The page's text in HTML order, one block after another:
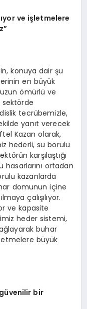
ve işletmelere
konuya dair şu
en büyük
ömürlü ve
sektörde
tecrübemizle,
yanıt verecek
Kazan olarak,
hederli, su borulu
karşılaştığı
ortadan
kazanlarda
domunun içine
çalışılıyor.
ve kapasite
heder sistemi,
buhar
büyük
bir